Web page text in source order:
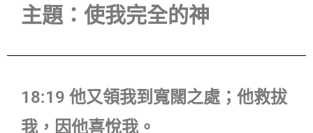
主題：使我完全的神
18:19 他又領我到寬闊之處；他救拔
我，因他喜悅我。